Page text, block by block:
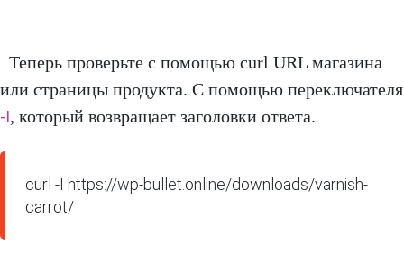
Теперь проверьте с помощью curl URL магазина
или страницы продукта. С помощью переключателя
-I , который возвращает заголовки ответа.
curl -I https://wp-bullet.online/downloads/varnish-
carrot/